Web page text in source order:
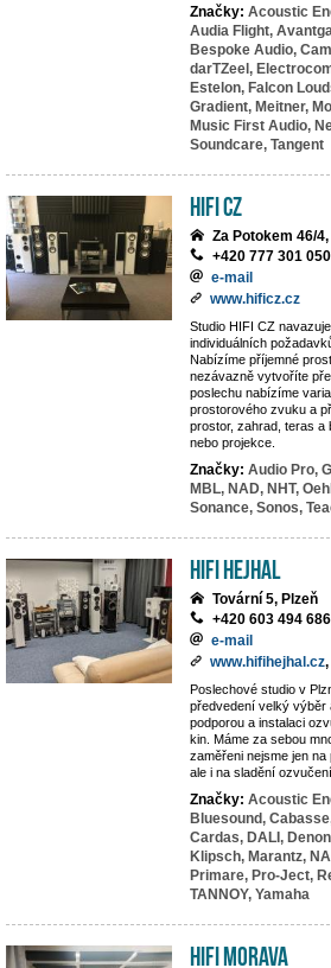
Značky: Acoustic
Audia Flight,
Bespoke Audio,
darTZeel,
Estelon, Falcon
Gradient, Meitner,
Music First Audio,
Soundcare, Tangent
HIFI CZ
Za Potokem 46/
+420 777 301 050
e-mail
www.hificz.cz
Studio HIFI CZ
individuálních
Nabízíme příjemné
nezávazně vytvoříte
poslechu nabízíme
prostorového zvuku a
prostor, zahrad, teras a
nebo projekce.
Značky: Audio Pro,
MBL, NAD, NHT,
Sonance, Sonos,
Hifi Hejhal
Tovární 5, Plzeň
+420 603 494 686
e-mail
www.hifihejhal.cz,
Poslechové studio v
předvedení velký výběr
podporou a instalaci
kin. Máme za sebou
zaměřeni nejsme jen na
ale i na sladění
Značky: Acoustic
Bluesound,
Cardas, DALI,
Klipsch, Marantz,
Primare, Pro-Ject,
TANNOY, Yamaha
Hifi Morava